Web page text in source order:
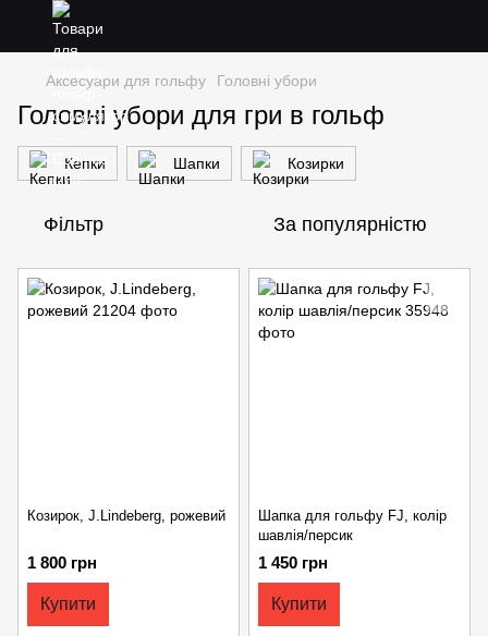
Аксесуари для гольфу Головні убори
Головні убори для гри в гольф
Кепки Шапки Козирки
Фільтр За популярністю
Козирок, J.Lindeberg, рожевий
1 800 грн
Купити
Шапка для гольфу FJ, колір
шавлія/персик
1 450 грн
Купити